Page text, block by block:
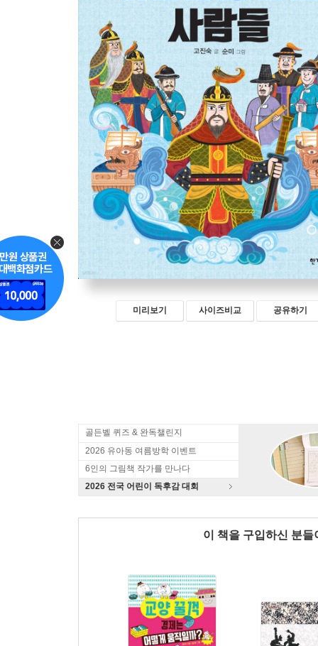
미리보기 사이즈비교 공유하기
골든벨 퀴즈 & 완독챌린지
2026 유아동 여름방학 이벤트
6인의 그림책 작가를 만나다
2026 전국 어린이 독후감 대회
이 책을 구입하신 분